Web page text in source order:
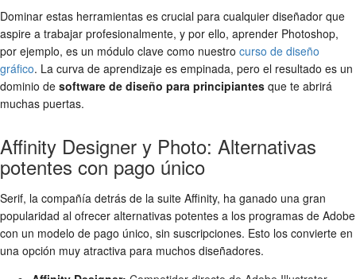
Dominar estas herramientas es crucial para cualquier diseñador que
aspire a trabajar profesionalmente, y por ello, aprender Photoshop,
por ejemplo, es un módulo clave como nuestro curso de diseño
gráfico. La curva de aprendizaje es empinada, pero el resultado es un
dominio de software de diseño para principiantes que te abrirá
muchas puertas.
Affinity Designer y Photo: Alternativas
potentes con pago único
Serif, la compañía detrás de la suite Affinity, ha ganado una gran
popularidad al ofrecer alternativas potentes a los programas de Adobe
con un modelo de pago único, sin suscripciones. Esto los convierte en
una opción muy atractiva para muchos diseñadores.